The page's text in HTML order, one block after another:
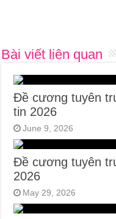
Bài viết liên quan
Đề cương tuyên
tin 2026
June 9, 2026
Đề cương tuyên
2026
May 29, 2026